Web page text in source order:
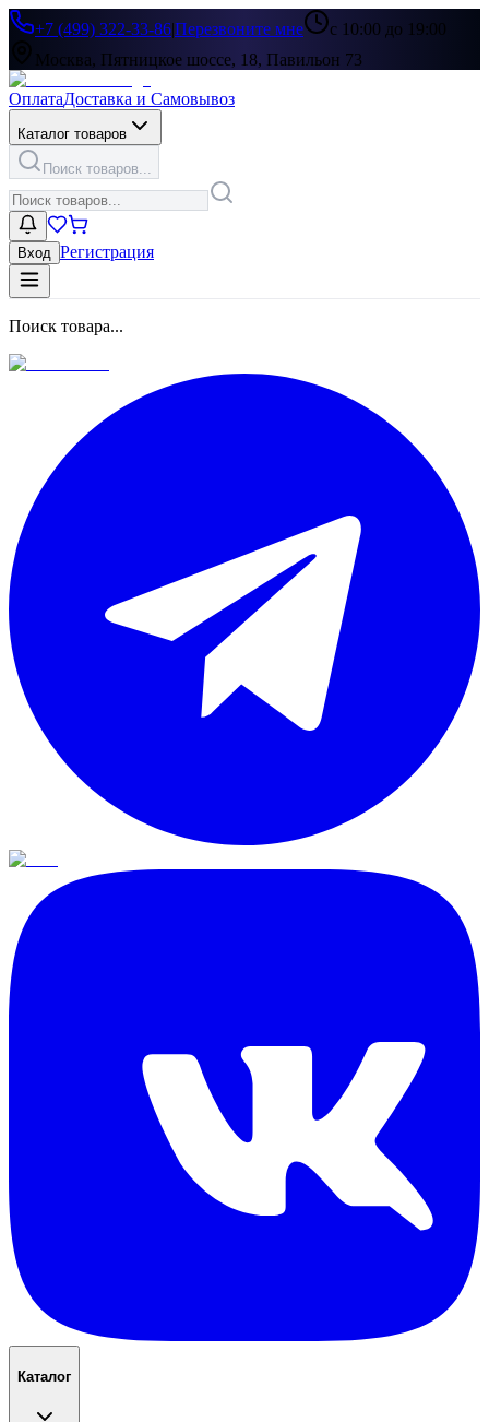
+7 (499) 322-33-86|Перезвоните мне
с 10:00 до 19:00
Москва, Пятницкое шоссе, 18, Павильон 73
ОплатаДоставка и Самовывоз
Каталог товаров
Поиск товаров...
Вход Регистрация
Поиск товара...
Каталог